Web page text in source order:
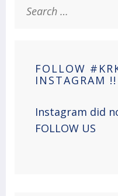
for:
FOLLOW
INSTAGRAM !!
Instagram did
FOLLOW US